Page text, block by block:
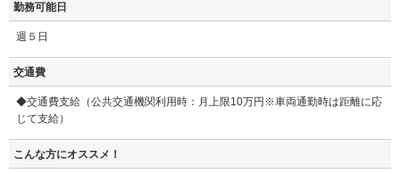
勤務可能日
週５日
交通費
◆交通費支給（公共交通機関利用時：月上限10万円※車両通勤時は距離に応
じて支給）
こんな方にオススメ！